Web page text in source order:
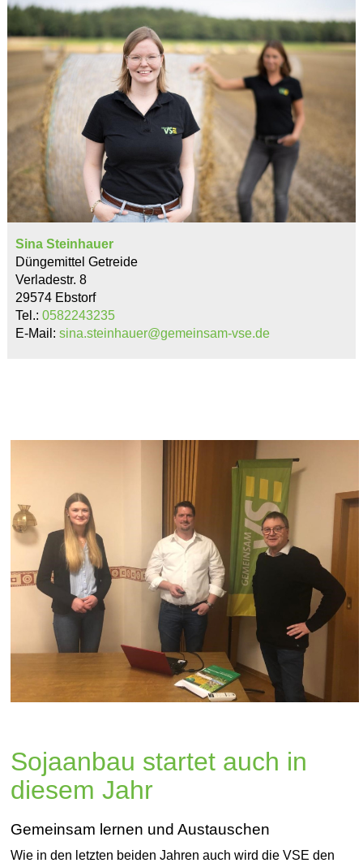
Sina Steinhauer
Düngemittel Getreide
Verladestr. 8
29574 Ebstorf
Tel.: 0582243235
E-Mail: sina.steinhauer@gemeinsam-vse.de
Sojaanbau startet auch in
diesem Jahr
Gemeinsam lernen und Austauschen
Wie in den letzten beiden Jahren auch wird die VSE den